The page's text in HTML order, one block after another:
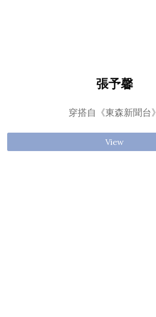
張予馨
穿搭自《東森新聞台》
View